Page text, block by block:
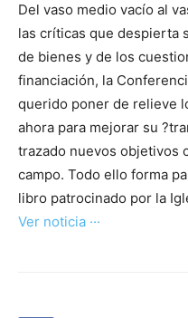
Del vaso medio vacío al
las críticas que despierta
de bienes y de los
financiación, la
querido poner de relieve
ahora para mejorar su
trazado nuevos objetivos
campo. Todo ello forma
libro patrocinado por la
Ver noticia ···